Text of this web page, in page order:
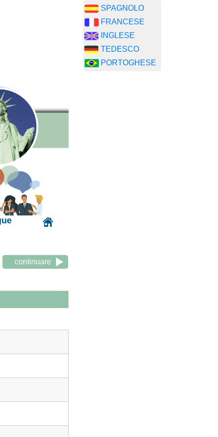
continuare
SPAGNOLO
FRANCESE
INGLESE
TEDESCO
PORTOGHESE